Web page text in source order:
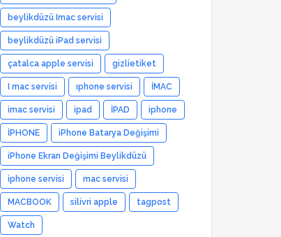
beylikdüzü Imac servisi
beylikdüzü iPad servisi
çatalca apple servisi gizlietiket
I mac servisi ıphone servisi İMAC
imac servisi ipad İPAD iphone
İPHONE iPhone Batarya Değişimi
iPhone Ekran Değişimi Beylikdüzü
iphone servisi mac servisi
MACBOOK silivri apple tagpost
Watch